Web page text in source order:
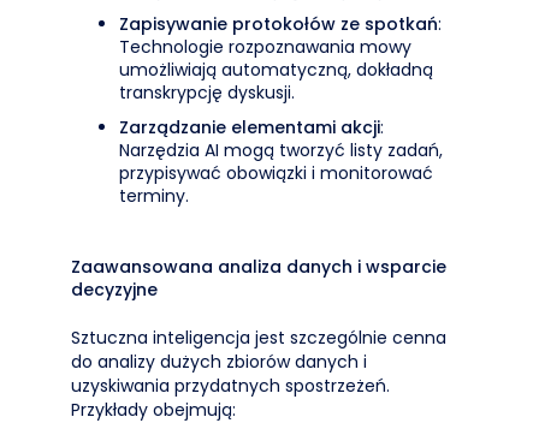
Zapisywanie protokołów ze spotkań:
Technologie rozpoznawania mowy
umożliwiają automatyczną, dokładną
transkrypcję dyskusji.
Zarządzanie elementami akcji:
Narzędzia AI mogą tworzyć listy zadań,
przypisywać obowiązki i monitorować
terminy.
Zaawansowana analiza danych i wsparcie
decyzyjne
Sztuczna inteligencja jest szczególnie cenna
do analizy dużych zbiorów danych i
uzyskiwania przydatnych spostrzeżeń.
Przykłady obejmują: